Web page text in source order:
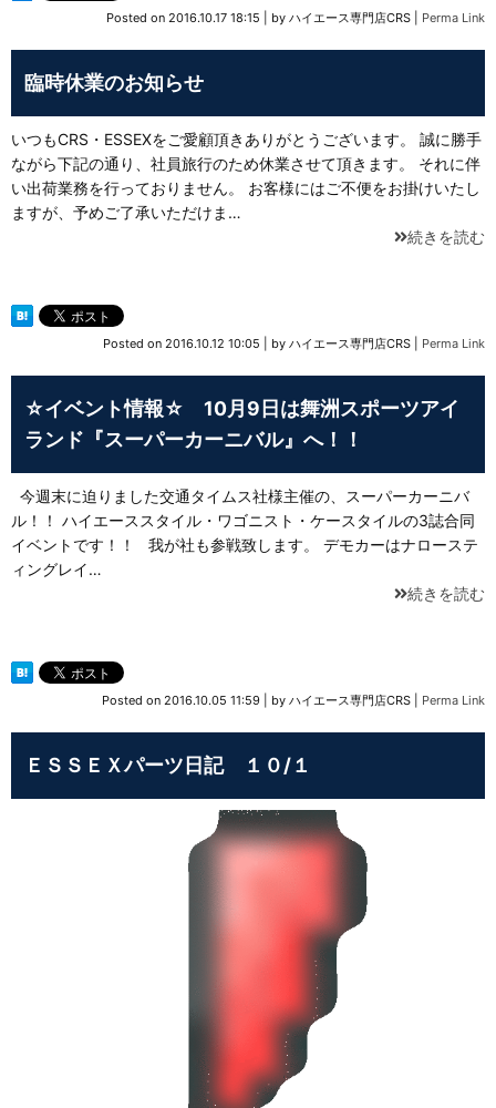
Posted on 2016.10.17 18:15 by ハイエース専門店CRS Perma Link
臨時休業のお知らせ
いつもCRS・ESSEXをご愛顧頂きありがとうございます。 誠に勝手
ながら下記の通り、社員旅行のため休業させて頂きます。 それに伴
い出荷業務を行っておりません。 お客様にはご不便をお掛けいたし
ますが、予めご了承いただけま…
続きを読む
Posted on 2016.10.12 10:05 by ハイエース専門店CRS Perma Link
☆イベント情報☆ 10月9日は舞洲スポーツアイ
ランド『スーパーカーニバル』へ！！
今週末に迫りました交通タイムス社様主催の、スーパーカーニバ
ル！！ ハイエーススタイル・ワゴニスト・ケースタイルの3誌合同
イベントです！！ 我が社も参戦致します。 デモカーはナローステ
ィングレイ…
続きを読む
Posted on 2016.10.05 11:59 by ハイエース専門店CRS Perma Link
ＥＳＳＥＸパーツ日記 １０/１